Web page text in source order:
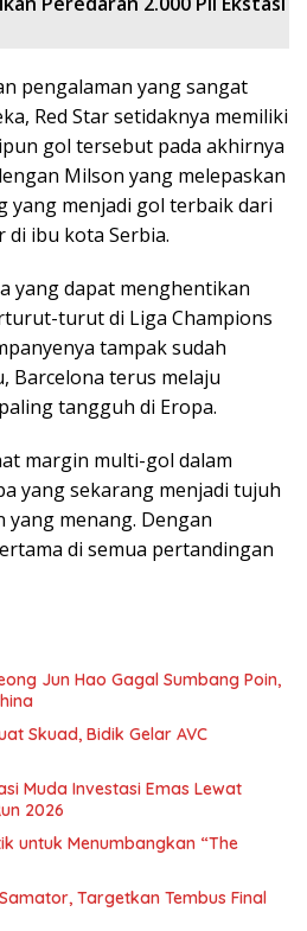
pengalaman yang sangat
Red Star setidaknya memiliki
gol tersebut pada akhirnya
Milson yang melepaskan
yang menjadi gol terbaik dari
di ibu kota Serbia.
yang dapat menghentikan
turut di Liga Champions
tampak sudah
Barcelona terus melaju
tangguh di Eropa.
margin multi-gol dalam
yang sekarang menjadi tujuh
menang. Dengan
di semua pertandingan
Jun Hao Gagal Sumbang Poin,
Skuad, Bidik Gelar AVC
Muda Investasi Emas Lewat
2026
untuk Menumbangkan “The
Targetkan Tembus Final